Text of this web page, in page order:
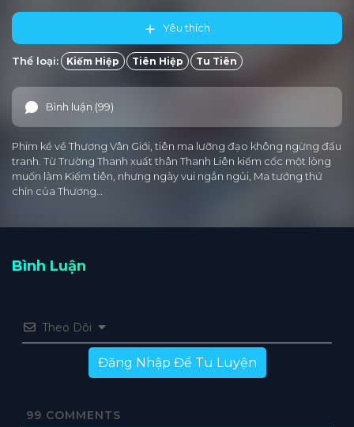
Yêu thích
Thể loại: Kiếm Hiệp Tiên Hiệp Tu Tiên
Bình luận (99)
Phim kể về Thương Vân Giới, tiên ma lưỡng đạo không ngừng đấu
tranh. Từ Trường Thanh xuất thân Thanh Liên kiếm cốc một lòng
muốn làm Kiếm tiên, nhưng ngày vui ngắn ngủi, Ma tướng thứ
chín của Thương…
Bình Luận
Theo Dõi
Đăng Nhập Để Tu Luyện
99 COMMENTS